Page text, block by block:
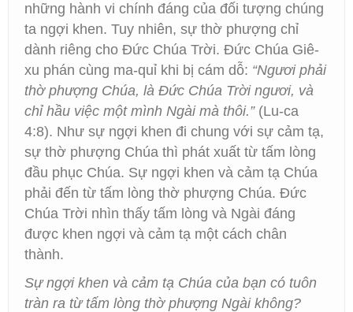
những hành vi chính đáng của đối tượng chúng
ta ngợi khen. Tuy nhiên, sự thờ phượng chỉ
dành riêng cho Đức Chúa Trời. Đức Chúa Giê-
xu phán cùng ma-quỉ khi bị cám dỗ: “Ngươi phải
thờ phượng Chúa, là Đức Chúa Trời ngươi, và
chỉ hầu việc một mình Ngài mà thôi.”(Lu-ca
4:8). Như sự ngợi khen đi chung với sự cảm tạ,
sự thờ phượng Chúa thì phát xuất từ tấm lòng
đầu phục Chúa. Sự ngợi khen và cảm tạ Chúa
phải đến từ tấm lòng thờ phượng Chúa. Đức
Chúa Trời nhìn thấy tấm lòng và Ngài đáng
được khen ngợi và cảm tạ một cách chân
thành.
Sự ngợi khen và cảm tạ Chúa của bạn có tuôn
tràn ra từ tấm lòng thờ phượng Ngài không?